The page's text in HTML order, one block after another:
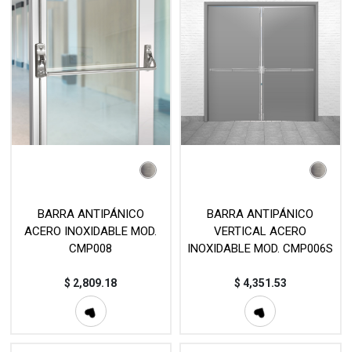
BARRA ANTIPÁNICO
ACERO INOXIDABLE MOD.
CMP008
$ 2,809.18
BARRA ANTIPÁNICO
VERTICAL ACERO
INOXIDABLE MOD. CMP006S
$ 4,351.53